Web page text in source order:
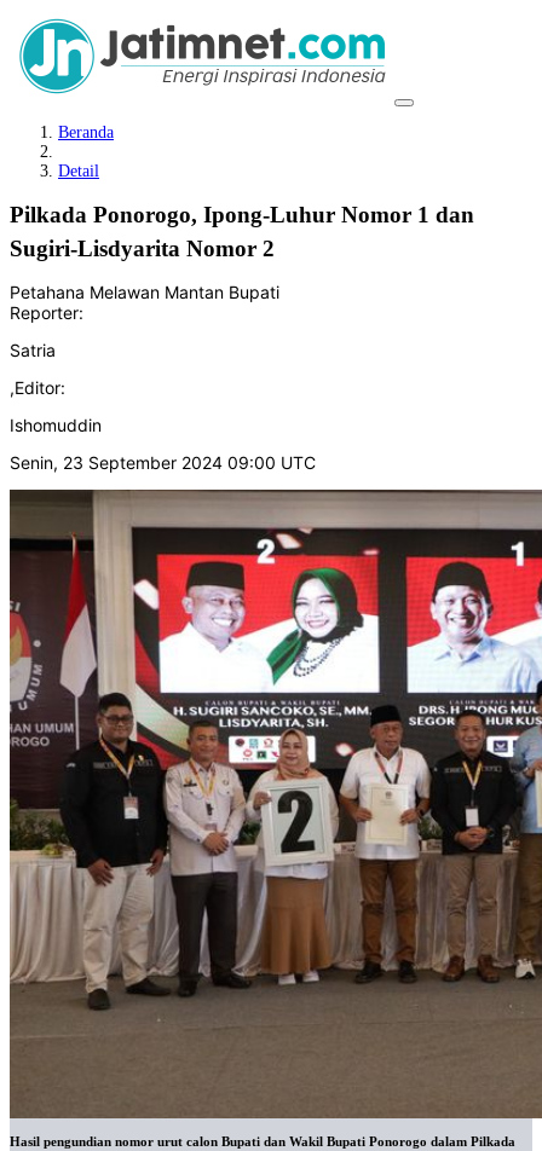
Beranda
Detail
Pilkada Ponorogo, Ipong-Luhur Nomor 1 dan
Sugiri-Lisdyarita Nomor 2
Petahana Melawan Mantan Bupati
Reporter:
Satria
,Editor:
Ishomuddin
Senin, 23 September 2024 09:00 UTC
Hasil pengundian nomor urut calon Bupati dan Wakil Bupati Ponorogo dalam Pilkada